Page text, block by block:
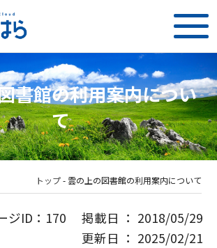
書館の利用案内につい
て
トップ- 雲の上の図書館の利用案内について
ジID：170 掲載日 ： 2018/05/29
更新日 ： 2025/02/21